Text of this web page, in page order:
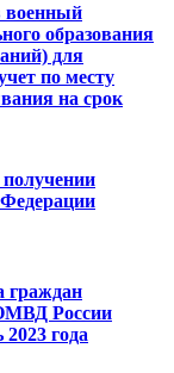
военный
образования
для
по месту
на срок
граждан
России
года